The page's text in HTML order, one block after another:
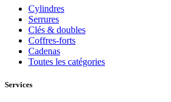
Cylindres
Serrures
Clés & doubles
Coffres-forts
Cadenas
Toutes les catégories
Services